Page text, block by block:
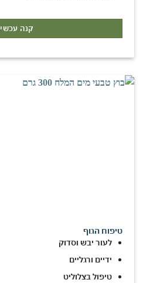
קנה
טיפוח הגוף
לעור יבש וסדוק
ידיים ורגליים
טיפול בצלוליט